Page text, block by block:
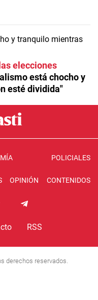
elecciones
está chocho y
esté dividida"
POLICIALES
OPINIÓN CONTENIDOS
RSS
derechos reservados.